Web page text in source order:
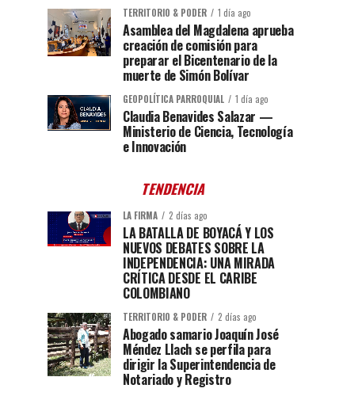
TERRITORIO & PODER 1 día ago
Asamblea del Magdalena aprueba
creación de comisión para
preparar el Bicentenario de la
muerte de Simón Bolívar
GEOPOLÍTICA PARROQUIAL 1 día ago
Claudia Benavides Salazar —
Ministerio de Ciencia, Tecnología
e Innovación
TENDENCIA
LA FIRMA 2 días ago
LA BATALLA DE BOYACÁ Y LOS
NUEVOS DEBATES SOBRE LA
INDEPENDENCIA: UNA MIRADA
CRÍTICA DESDE EL CARIBE
COLOMBIANO
TERRITORIO & PODER 2 días ago
Abogado samario Joaquín José
Méndez Llach se perfila para
dirigir la Superintendencia de
Notariado y Registro